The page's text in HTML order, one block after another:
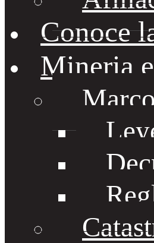
Conoce
Mineria